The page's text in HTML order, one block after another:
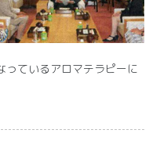
ているアロマテラピーに